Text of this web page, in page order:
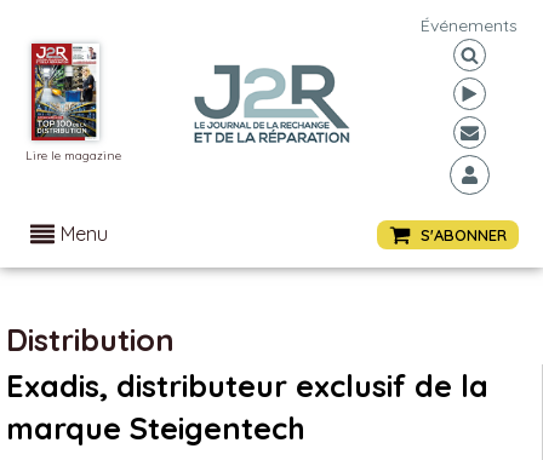
Lire le magazine
Événements
Menu S'ABONNER
Distribution
Exadis, distributeur exclusif de la
marque Steigentech